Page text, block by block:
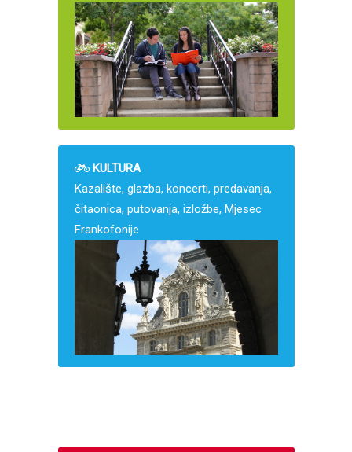
KULTURA
Kazalište, glazba, koncerti, predavanja,
čitaonica, putovanja, izložbe, Mjesec
Frankofonije